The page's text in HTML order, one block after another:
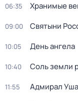
06:35 Хранимые
09:00 Святыни
10:05 День ангела
10:40 Соль земли
11:55 Адмирал